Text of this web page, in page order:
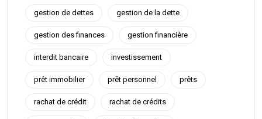
gestion de dettes gestion de la dette
gestion des finances gestion financière
interdit bancaire investissement
prêt immobilier prêt personnel prêts
rachat de crédit rachat de crédits